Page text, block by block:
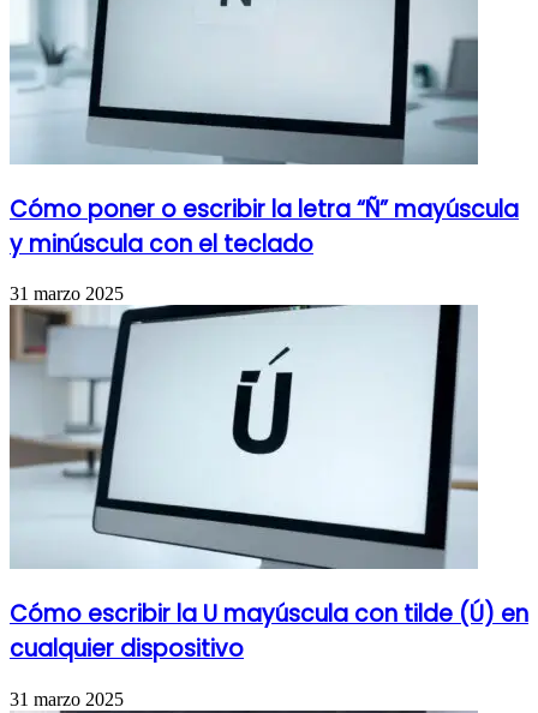
Cómo poner o escribir la letra “Ñ” mayúscula
y minúscula con el teclado
31 marzo 2025
Cómo escribir la U mayúscula con tilde (Ú) en
cualquier dispositivo
31 marzo 2025